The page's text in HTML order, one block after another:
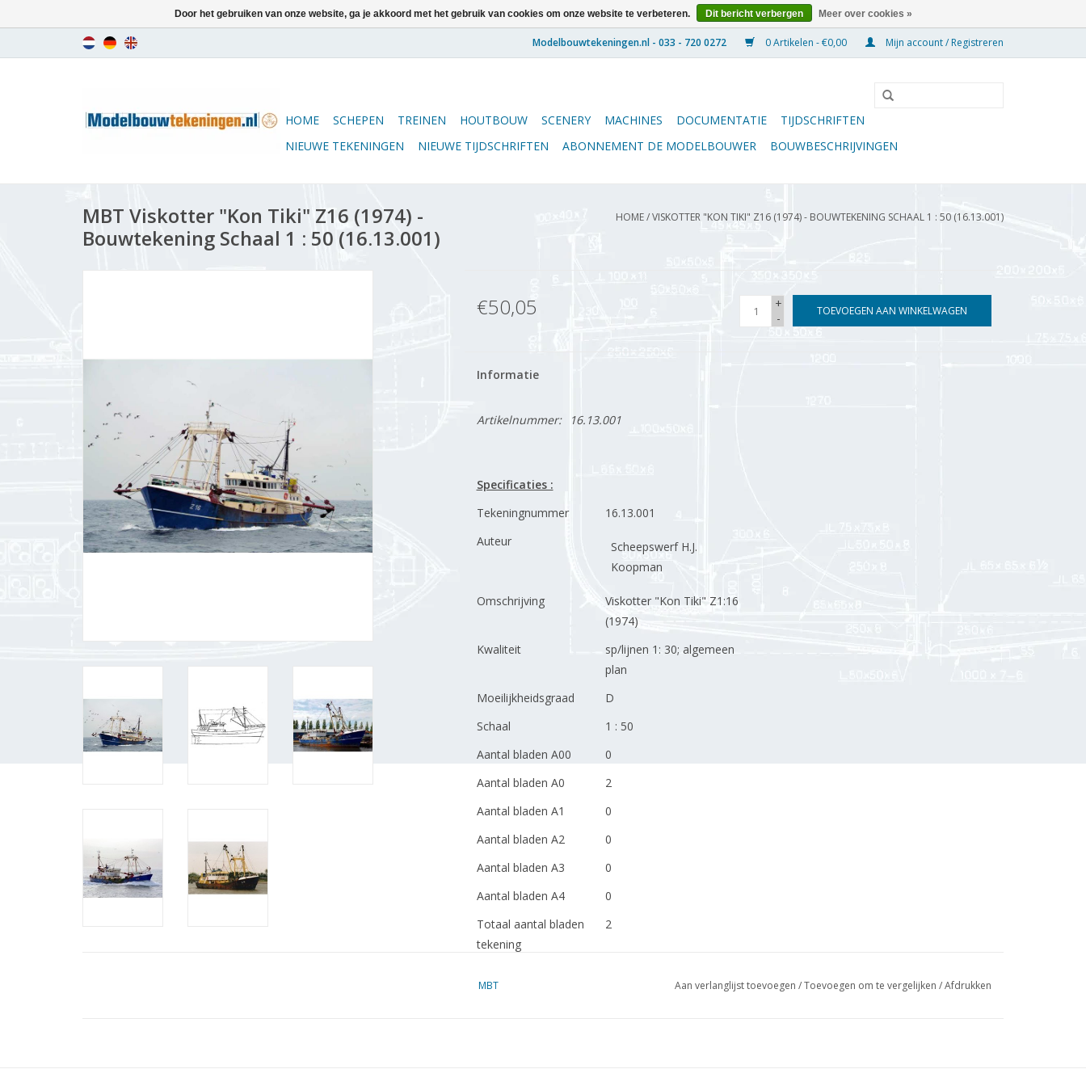
0 Artikelen - €0,00 Mijn account / Registreren
HOME SCHEPEN TREINEN HOUTBOUW SCENERY MACHINES DOCUMENTATIE
TIJDSCHRIFTEN
NIEUWE TEKENINGEN
NIEUWE TIJDSCHRIFTEN ABONNEMENT DE MODELBOUWER BOUWBESCHRIJVINGEN
MBT Viskotter "Kon Tiki" Z16 (1974) -
Bouwtekening Schaal 1 : 50 (16.13.001)
HOME/VISKOTTER "KON TIKI" Z16 (1974) - BOUWTEKENING SCHAAL 1 : 50 (16.13.001)
€50,05
+
-
TOEVOEGEN AAN WINKELWAGEN
Informatie
Artikelnummer: 16.13.001
Specificaties :
Tekeningnummer
16.13.001
Auteur
Scheepswerf H.J.
Koopman
Omschrijving
Viskotter "Kon Tiki" Z1:16
(1974)
Kwaliteit
sp/lijnen 1: 30; algemeen
plan
Moeilijkheidsgraad
D
Schaal
1 : 50
Aantal bladen A00
0
Aantal bladen A0
2
Aantal bladen A1
0
Aantal bladen A2
0
Aantal bladen A3
0
Aantal bladen A4
0
Totaal aantal bladen
tekening
2
MBT Aan verlanglijst toevoegen /Toevoegen om te vergelijken /Afdrukken
Door het gebruiken van onze website, ga je akkoord met het gebruik van cookies om onze website te verbeteren. Dit bericht verbergen Meer over cookies »